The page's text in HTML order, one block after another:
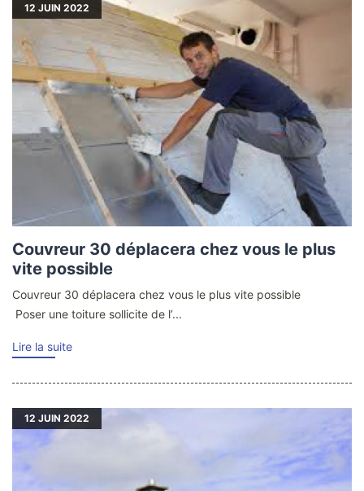
12 JUIN 2022
Couvreur 30 déplacera chez vous le plus
vite possible
Couvreur 30 déplacera chez vous le plus vite possible
Poser une toiture sollicite de l’...
Lire la suite
12 JUIN 2022